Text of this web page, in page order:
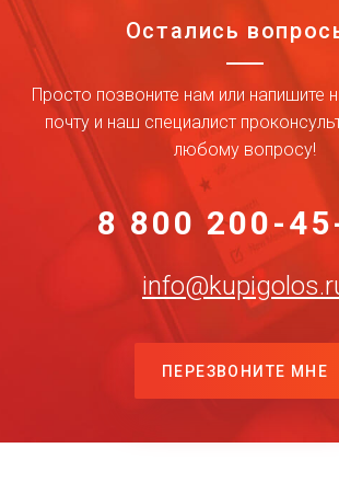
Остались
Просто позвоните нам или напишите
почту и наш специалист
любому вопросу!
8 800 200-
ПЕРЕЗВОНИТЕ МНЕ